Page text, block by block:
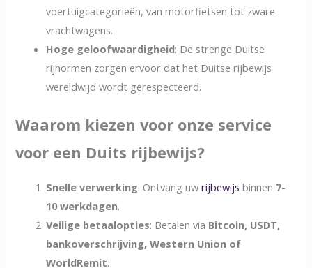
voertuigcategorieën, van motorfietsen tot zware
vrachtwagens.
Hoge geloofwaardigheid: De strenge Duitse
rijnormen zorgen ervoor dat het Duitse rijbewijs
wereldwijd wordt gerespecteerd.
Waarom kiezen voor onze service
voor een Duits rijbewijs?
Snelle verwerking: Ontvang uwrijbewijs binnen 7-
10 werkdagen.
Veilige betaalopties: Betalen via Bitcoin, USDT,
bankoverschrijving, Western Union of
WorldRemit.